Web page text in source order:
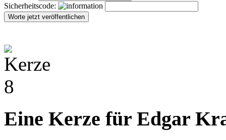
Sicherheitscode:
Eine Kerze für Edgar